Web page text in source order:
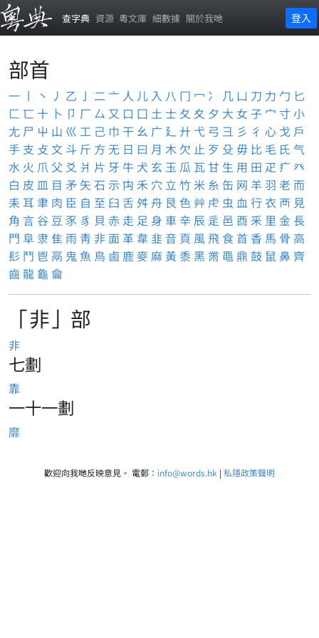
查字典 資源 粵文庫 細數據 關於我哋 登入
部首
一 丨 丶 丿 乙 亅 二 亠 人 儿 入 八 冂 冖 冫 几 凵 刀 力 勹 匕
匚 匸 十 卜 卩 厂 厶 又 口 囗 土 士 夂 夊 夕 大 女 子 宀 寸小
尢 尸 屮 山 巛 工 己 巾 干 幺 广 廴廾 弋 弓 彐 彡 彳 心 戈 戶
手 支 攴 文 斗 斤 方 无 日 曰 月 木欠 止 歹 殳 毋 比 毛 氏 气
水 火 爪 父 爻 爿 片 牙 牛 犬 玄 玉 瓜 瓦甘 生 用 田 疋 疒 癶
白 皮 皿 目 矛 矢 石 示 禸 禾 穴 立 竹米 糸 缶 网 羊 羽 老 而
耒 耳 聿 肉 臣 自 至 臼 舌舛舟 艮 色 艸 虍 虫 血行衣 襾 見
角 言 谷 豆 豕 豸 貝 赤 走 足 身 車 辛 辰 辵 邑 酉 釆 里 金 長
門 阜 隶 隹雨 靑 非 面 革 韋 韭 音 頁 風飛食首 香 馬 骨 高
髟 鬥 鬯 鬲 鬼 魚 鳥 鹵 鹿麥麻 黃 黍 黑 黹 黽鼎 鼓 鼠 鼻 齊
齒龍 龜 龠
「非」部
非
七劃
靠
一十一劃
靡
歡迎向我哋反映意見。 電郵： info@words.hk | 私隱政策聲明